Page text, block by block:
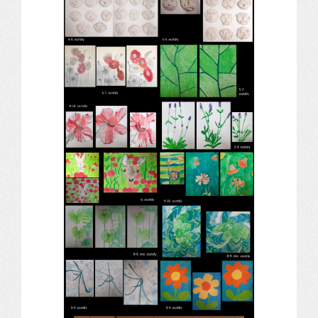
Alapítvány
Pedagógiai szakmai ellenőrzés
Gyermek- és ifjúságvédelem
Étlap
Projektjeink
EFOP-3.1.6
Közlekedés biztonsági pályázat
TÁMOP 2.2.7.A-13/1
TÁMOP-3.1.4-12/2
Projektbeszámolók
Egészségnap
Informatika Szakkör
Konfliktuskezelés
Mindennapos testnevelés
Dohányzás-megelőzés
Erdei túra